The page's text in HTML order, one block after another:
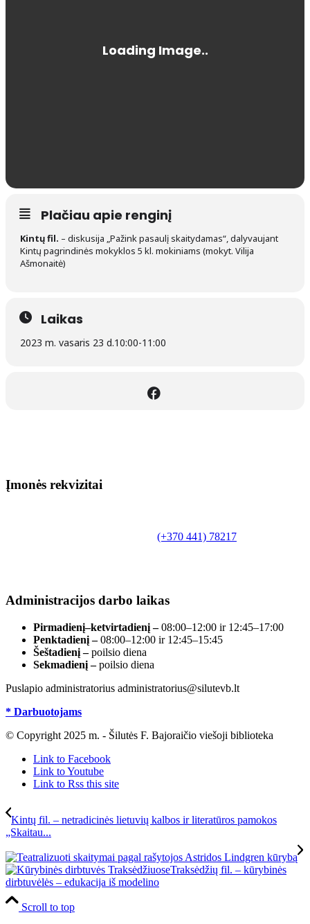
Plačiau apie renginį
Kintų fil. – diskusija „Pažink pasaulį skaitydamas“, dalyvaujant
Kintų pagrindinės mokyklos 5 kl. mokiniams (mokyt. Vilija
Ašmonaitė)
Laikas
2023 m. vasaris 23 d.10:00-11:00
Įmonės rekvizitai
(+370 441) 78217
Administracijos darbo laikas
Pirmadienį–ketvirtadienį –08:00–12:00 ir 12:45–17:00
Penktadienį –08:00–12:00 ir 12:45–15:45
Šeštadienį –poilsio diena
Sekmadienį –poilsio diena
Puslapio administratorius administratorius@silutevb.lt
* Darbuotojams
© Copyright 2025 m. - Šilutės F. Bajoraičio viešoji biblioteka
Link to Facebook
Link to Youtube
Link to Rss this site
Kintų fil. – netradicinės lietuvių kalbos ir literatūros pamokos
„Skaitau...
Traksėdžių fil. – kūrybinės
dirbtuvėlės – edukacija iš modelino
Scroll to top